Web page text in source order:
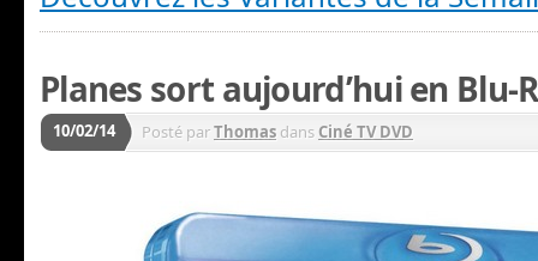
Planes sort aujourd’hui en Blu-
10/02/14 Posté parThomas dans Ciné TV DVD